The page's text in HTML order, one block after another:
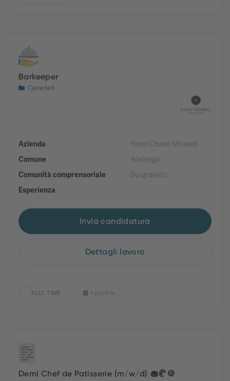
Barkeeper
Camerieri
Azienda
Hotel Chalet Mirabell
Comune
Avelengo
Comunità comprensoriale
Burgraviato
Esperienza
Invia candidatura
Dettagli lavoro
FULL TIME 4 giorni fa
Demi Chef de Patisserie (m/w/d) 🧁🥐🍪